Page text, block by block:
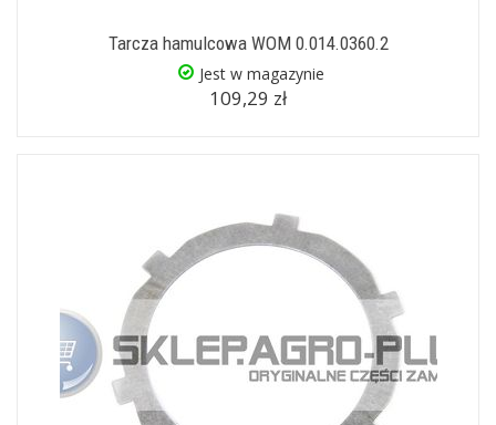
Tarcza hamulcowa WOM 0.014.0360.2
Jest w magazynie
109,29 zł